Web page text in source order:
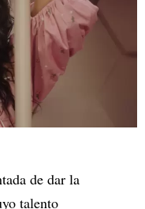
de dar la
talento